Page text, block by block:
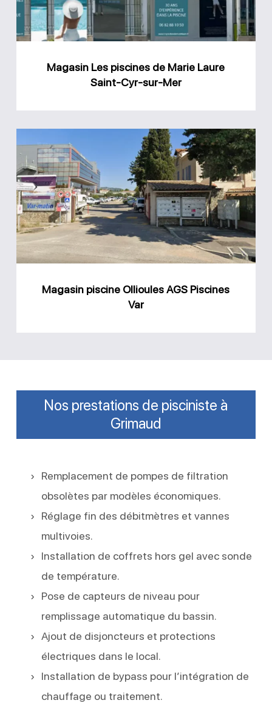
Laure
Saint-
Magasin Les piscines de Marie Laure
Saint-Cyr-sur-Mer
Magasin
piscine
Ollioules
AGS
Piscines
Var
Magasin piscine Ollioules AGS Piscines
Var
Nos prestations de pisciniste à
Grimaud
Remplacement de pompes de filtration
obsolètes par modèles économiques.
Réglage fin des débitmètres et vannes
multivoies.
Installation de coffrets hors gel avec sonde
de température.
Pose de capteurs de niveau pour
remplissage automatique du bassin.
Ajout de disjoncteurs et protections
électriques dans le local.
Installation de bypass pour l’intégration de
chauffage ou traitement.